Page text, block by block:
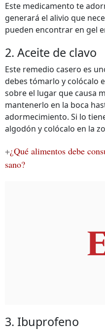
Este medicamento te
generará el alivio que
pueden encontrar en gel
2. Aceite de clavo
Este remedio casero es
debes tómarlo y colócalo
sobre el lugar que causa
mantenerlo en la boca
adormecimiento. Si lo
algodón y colócalo en la
+¿Qué alimentos debe
sano?
3. Ibuprofeno